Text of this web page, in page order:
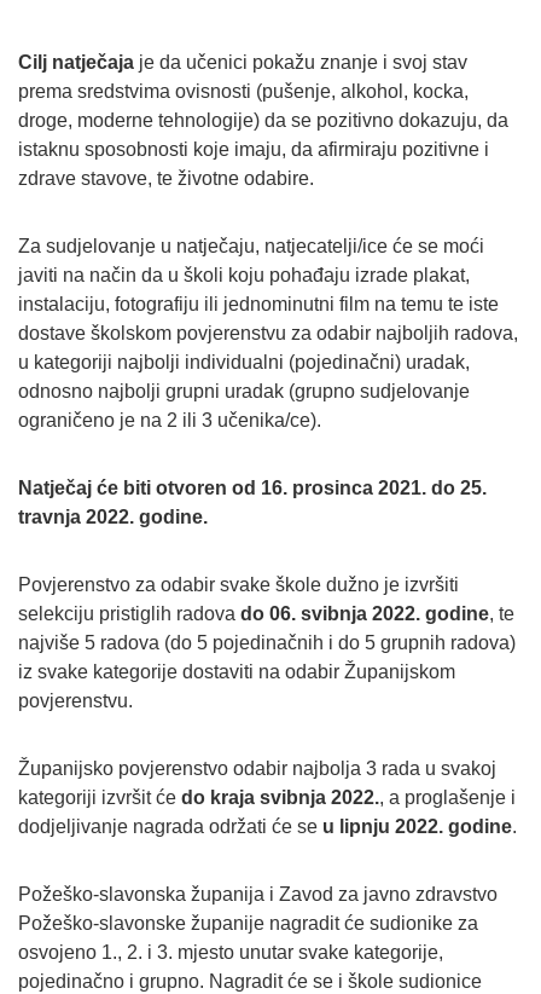
Cilj natječaja je da učenici pokažu znanje i svoj stav
prema sredstvima ovisnosti (pušenje, alkohol, kocka,
droge, moderne tehnologije) da se pozitivno dokazuju, da
istaknu sposobnosti koje imaju, da afirmiraju pozitivne i
zdrave stavove, te životne odabire.
Za sudjelovanje u natječaju, natjecatelji/ice će se moći
javiti na način da u školi koju pohađaju izrade plakat,
instalaciju, fotografiju ili jednominutni film na temu te iste
dostave školskom povjerenstvu za odabir najboljih radova,
u kategoriji najbolji individualni (pojedinačni) uradak,
odnosno najbolji grupni uradak (grupno sudjelovanje
ograničeno je na 2 ili 3 učenika/ce).
Natječaj će biti otvoren od 16. prosinca 2021. do 25.
travnja 2022. godine.
Povjerenstvo za odabir svake škole dužno je izvršiti
selekciju pristiglih radova do 06. svibnja 2022. godine, te
najviše 5 radova (do 5 pojedinačnih i do 5 grupnih radova)
iz svake kategorije dostaviti na odabir Županijskom
povjerenstvu.
Županijsko povjerenstvo odabir najbolja 3 rada u svakoj
kategoriji izvršit će do kraja svibnja 2022., a proglašenje i
dodjeljivanje nagrada održati će se u lipnju 2022. godine.
Požeško-slavonska županija i Zavod za javno zdravstvo
Požeško-slavonske županije nagradit će sudionike za
osvojeno 1., 2. i 3. mjesto unutar svake kategorije,
pojedinačno i grupno. Nagradit će se i škole sudionice